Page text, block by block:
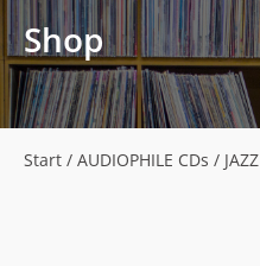
Shop
Start / AUDIOPHILE CDs / JAZZ